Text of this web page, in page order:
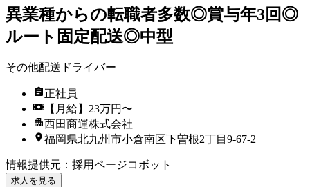
異業種からの転職者多数◎賞与年3回◎
ルート固定配送◎中型
その他配送ドライバー
正社員
【月給】23万円〜
西田商運株式会社
福岡県北九州市小倉南区下曽根2丁目9-67-2
情報提供元 ： 採用ページコボット
求人を見る